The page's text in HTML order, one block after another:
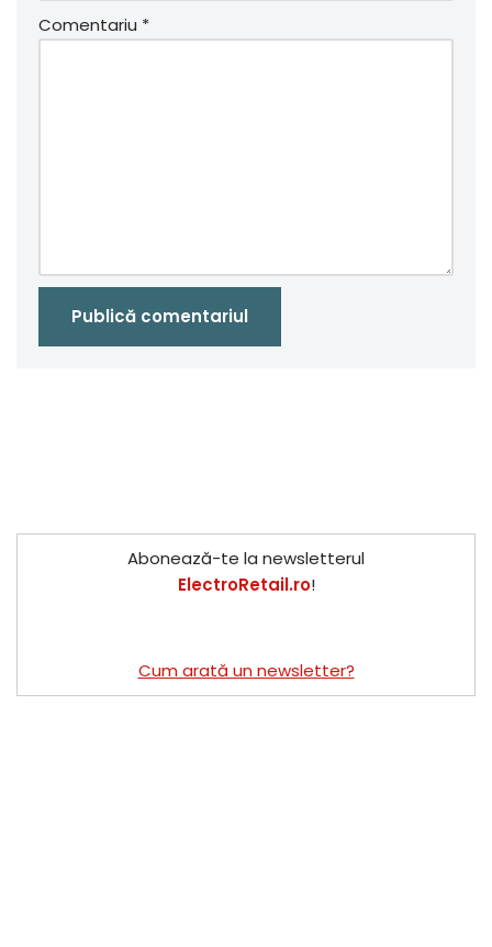
Comentariu *
Abonează-te la newsletterul
ElectroRetail.ro!
Cum arată un newsletter?